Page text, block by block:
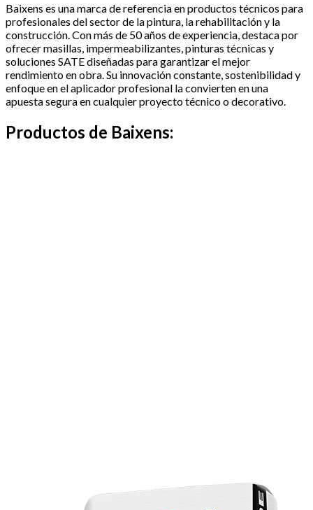
Baixens es una marca de referencia en productos técnicos para
profesionales del sector de la pintura, la rehabilitación y la
construcción. Con más de 50 años de experiencia, destaca por
ofrecer masillas, impermeabilizantes, pinturas técnicas y
soluciones SATE diseñadas para garantizar el mejor
rendimiento en obra. Su innovación constante, sostenibilidad y
enfoque en el aplicador profesional la convierten en una
apuesta segura en cualquier proyecto técnico o decorativo.
Productos de Baixens: